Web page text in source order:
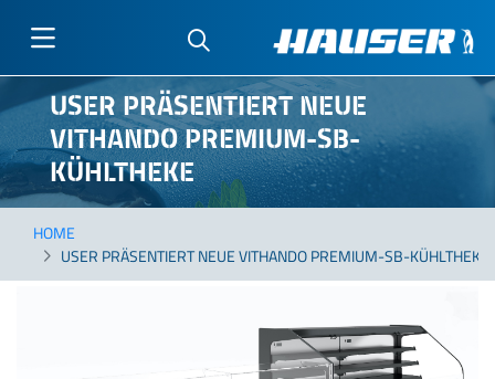
zum
Inhalt
USER PRÄSENTIERT NEUE
VITHANDO PREMIUM-SB-
KÜHLTHEKE
HOME
USER PRÄSENTIERT NEUE VITHANDO PREMIUM-SB-KÜHLTHEKE